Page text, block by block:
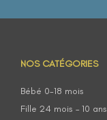
NOS CATÉGORIES
Bébé 0-18 mois
Fille 24 mois – 10 ans